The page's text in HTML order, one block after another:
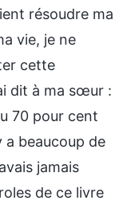
résoudre ma
vie, je ne
cette
dit à ma sœur :
70 pour cent
a beaucoup de
jamais
de ce livre